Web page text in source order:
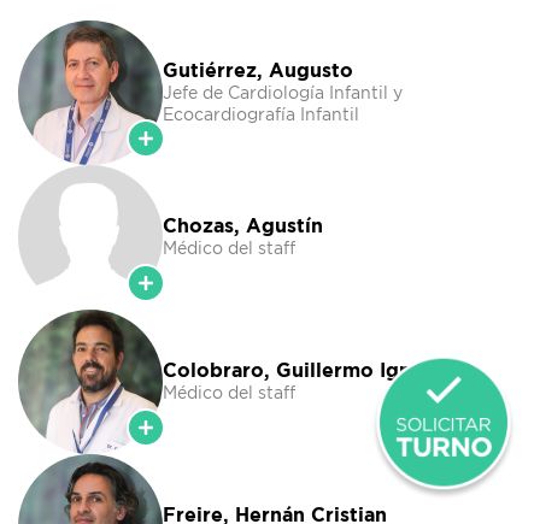
Gutiérrez, Augusto
Jefe de Cardiología Infantil y
Ecocardiografía Infantil
Chozas, Agustín
Médico del staff
Colobraro, Guillermo Ignacio
Médico del staff
Freire, Hernán Cristian